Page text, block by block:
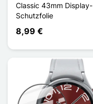
Classic 43mm Display-
Schutzfolie
8,99 €